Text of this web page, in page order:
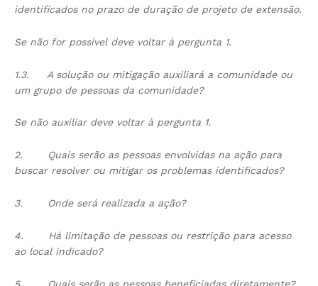
identificados no prazo de duração de projeto de extensão.
Se não for possível deve voltar à pergunta 1.
1.3. A solução ou mitigação auxiliará a comunidade ou
um grupo de pessoas da comunidade?
Se não auxiliar deve voltar à pergunta 1.
2.
Quais serão as pessoas envolvidas na ação para
buscar resolver ou mitigar os problemas identificados?
3. Onde será realizada a ação?
4.
Há limitação de pessoas ou restrição para acesso
ao local indicado?
5. Quais serão as pessoas beneficiadas diretamente?